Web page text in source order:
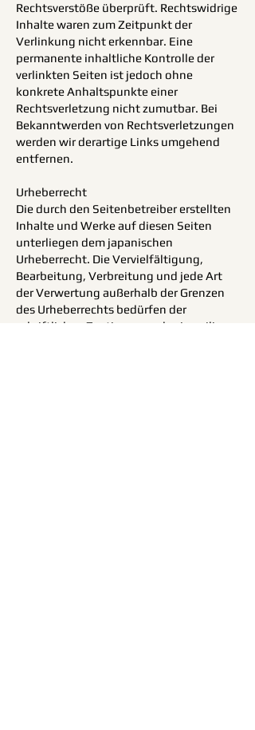
Rechtsverstöße überprüft. Rechtswidrige
Inhalte waren zum Zeitpunkt der
Verlinkung nicht erkennbar. Eine
permanente inhaltliche Kontrolle der
verlinkten Seiten ist jedoch ohne
konkrete Anhaltspunkte einer
Rechtsverletzung nicht zumutbar. Bei
Bekanntwerden von Rechtsverletzungen
werden wir derartige Links umgehend
entfernen.
Urheberrecht
Die durch den Seitenbetreiber erstellten
Inhalte und Werke auf diesen Seiten
unterliegen dem japanischen
Urheberrecht. Die Vervielfältigung,
Bearbeitung, Verbreitung und jede Art
der Verwertung außerhalb der Grenzen
des Urheberrechts bedürfen der
schriftlichen Zustimmung des jeweiligen